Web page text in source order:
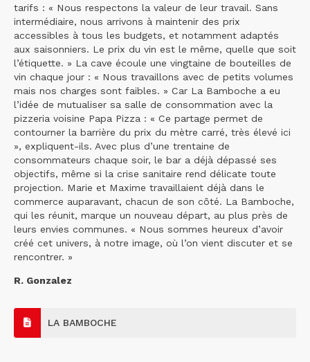
tarifs : « Nous respectons la valeur de leur travail. Sans
intermédiaire, nous arrivons à maintenir des prix
accessibles à tous les budgets, et notamment adaptés
aux saisonniers. Le prix du vin est le même, quelle que soit
l’étiquette. » La cave écoule une vingtaine de bouteilles de
vin chaque jour : « Nous travaillons avec de petits volumes
mais nos charges sont faibles. » Car La Bamboche a eu
l’idée de mutualiser sa salle de consommation avec la
pizzeria voisine Papa Pizza : « Ce partage permet de
contourner la barrière du prix du mètre carré, très élevé ici
», expliquent-ils. Avec plus d’une trentaine de
consommateurs chaque soir, le bar a déjà dépassé ses
objectifs, même si la crise sanitaire rend délicate toute
projection. Marie et Maxime travaillaient déjà dans le
commerce auparavant, chacun de son côté. La Bamboche,
qui les réunit, marque un nouveau départ, au plus près de
leurs envies communes. « Nous sommes heureux d’avoir
créé cet univers, à notre image, où l’on vient discuter et se
rencontrer. »
R. Gonzalez
LA BAMBOCHE